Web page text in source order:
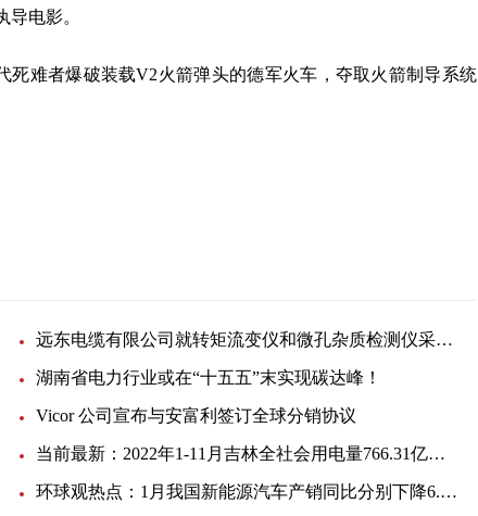
导电影。
死难者爆破装载V2火箭弹头的德军火车，夺取火箭制导系统
远东电缆有限公司就转矩流变仪和微孔杂质检测仪采购项目招标公告 时讯
湖南省电力行业或在“十五五”末实现碳达峰！
Vicor 公司宣布与安富利签订全球分销协议
当前最新：2022年1-11月吉林全社会用电量766.31亿千瓦时 同比增1.2%
环球观热点：1月我国新能源汽车产销同比分别下降6.9%和6.3%